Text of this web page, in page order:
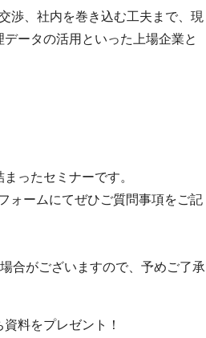
渉、社内を巻き込む工夫まで、現
ータの活用といった上場企業と
ったセミナーです。
ォームにてぜひご質問事項をご記
合がございますので、予めご了承
料をプレゼント！